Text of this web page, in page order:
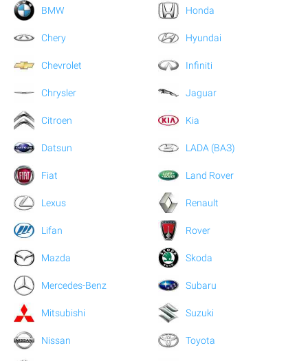
BMW
Chery
Chevrolet
Chrysler
Citroen
Datsun
Fiat
Honda
Hyundai
Infiniti
Jaguar
Kia
LADA (ВАЗ)
Land Rover
Lexus
Lifan
Mazda
Mercedes-Benz
Mitsubishi
Nissan
Renault
Rover
Skoda
Subaru
Suzuki
Toyota